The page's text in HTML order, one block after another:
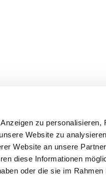
zu personalisieren,
Website zu
Website an unsere
diese Informationen
oder die sie im